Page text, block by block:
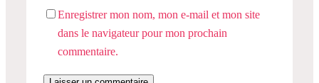
Enregistrer mon nom, mon e-mail et mon site
dans le navigateur pour mon prochain
commentaire.